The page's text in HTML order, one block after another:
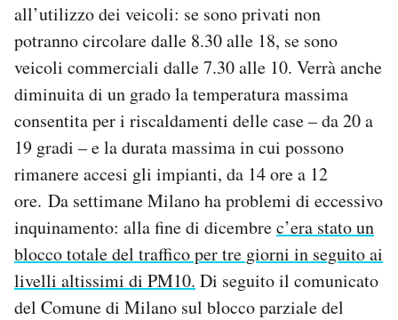
Esci
all’utilizzo dei veicoli: se sono privati non
potranno circolare dalle 8.30 alle 18, se sono
veicoli commerciali dalle 7.30 alle 10. Verrà anche
diminuita di un grado la temperatura massima
consentita per i riscaldamenti delle case – da 20 a
19 gradi – e la durata massima in cui possono
rimanere accesi gli impianti, da 14 ore a 12
ore. Da settimane Milano ha problemi di eccessivo
inquinamento: alla fine di dicembrec’era stato un
blocco totale del traffico per tre giorni in seguito ai
livelli altissimi di PM10. Di seguito il comunicato
del Comune di Milano sul blocco parziale del